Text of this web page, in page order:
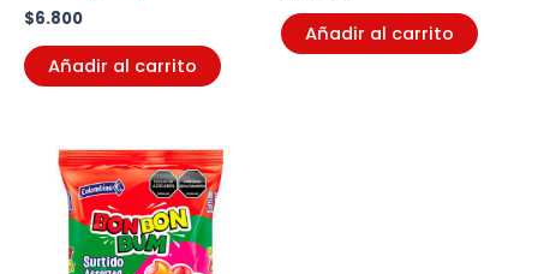
$6.800
Añadir al carrito
Añadir al carrito